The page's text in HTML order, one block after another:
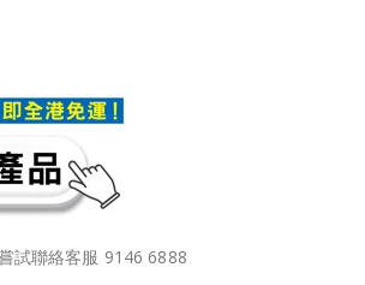
試聯絡客服 9146 6888